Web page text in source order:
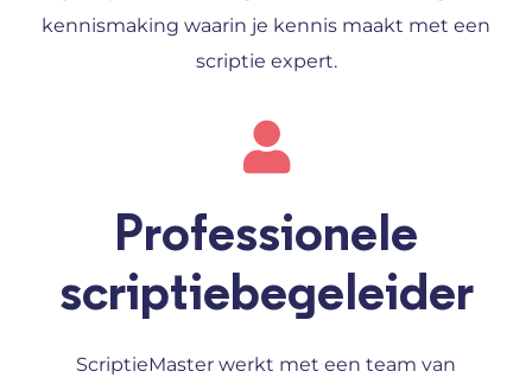
kennismaking waarin je kennis maakt met een
scriptie expert.
Professionele
scriptiebegeleider
ScriptieMaster werkt met een team van